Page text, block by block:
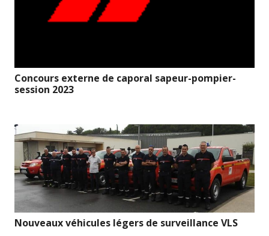
Concours externe de caporal sapeur-pompier-
session 2023
Nouveaux véhicules légers de surveillance VLS